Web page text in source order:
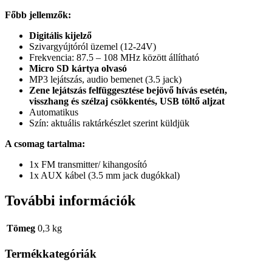
Főbb jellemzők:
Digitális kijelző
Szivargyújtóról üzemel (12-24V)
Frekvencia: 87.5 – 108 MHz között állítható
Micro SD kártya olvasó
MP3 lejátszás, audio bemenet (3.5 jack)
Zene lejátszás felfüggesztése bejövő hívás esetén,
visszhang és szélzaj csökkentés, USB töltő aljzat
Automatikus
Szín: aktuális raktárkészlet szerint küldjük
A csomag tartalma:
1x FM transmitter/ kihangosító
1x AUX kábel (3.5 mm jack dugókkal)
További információk
Tömeg 0,3 kg
Termékkategóriák